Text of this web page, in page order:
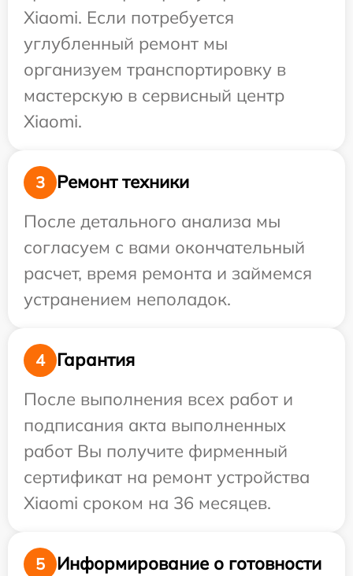
Xiaomi. Если потребуется
углубленный ремонт мы
организуем транспортировку в
мастерскую в сервисный центр
Xiaomi.
3
Ремонт техники
После детального анализа мы
согласуем с вами окончательный
расчет, время ремонта и займемся
устранением неполадок.
4
Гарантия
После выполнения всех работ и
подписания акта выполненных
работ Вы получите фирменный
сертификат на ремонт устройства
Xiaomi сроком на 36 месяцев.
5
Информирование о готовности